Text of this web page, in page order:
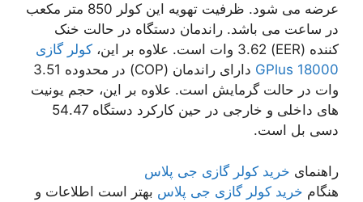
عرضه می شود. ظرفیت تهویه این کولر 850 متر مکعب
در ساعت می باشد. راندمان دستگاه در حالت خنک
کننده (EER) 3.62 وات است. علاوه بر این،
کولر گازی
18000 GPlus
دارای راندمان (COP) در محدوده 3.51
وات در حالت گرمایش است. علاوه بر این، حجم یونیت
های داخلی و خارجی در حین کارکرد دستگاه 54.47
دسی بل است.
راهنمای خرید کولر گازی جی پلاس
هنگام خرید کولر گازی جی پلاس بهتر است اطلاعات و